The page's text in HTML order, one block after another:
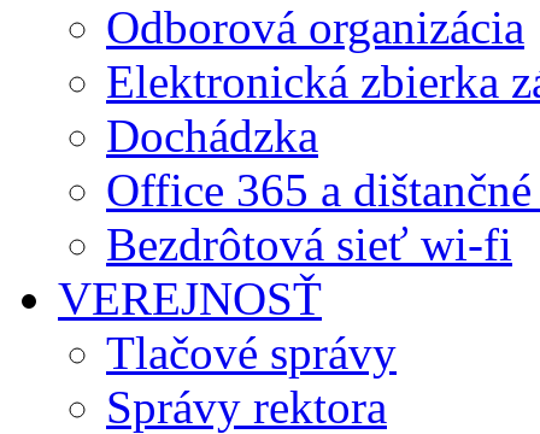
Odborová organizácia
Elektronická zbierka
Dochádzka
Office 365 a
Bezdrôtová sieť wi-fi
VEREJNOSŤ
Tlačové správy
Správy rektora